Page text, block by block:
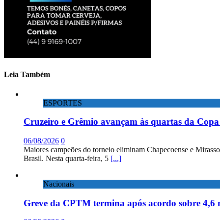
Leia Também
ESPORTES
Cruzeiro e Grêmio avançam às quartas da
06/08/2026 0
Maiores campeões do torneio eliminam Chapecoense e
Brasil. Nesta quarta-feira, 5 [...]
Nacionais
Greve da CPTM termina após acordo sobre 4,6